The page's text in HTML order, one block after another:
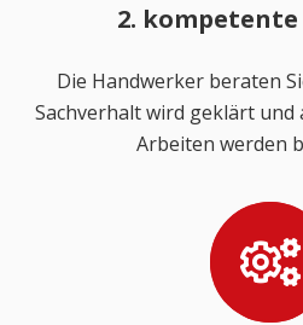
2.
Die Handwerker beraten
Sachverhalt wird geklärt
Arbeiten werden